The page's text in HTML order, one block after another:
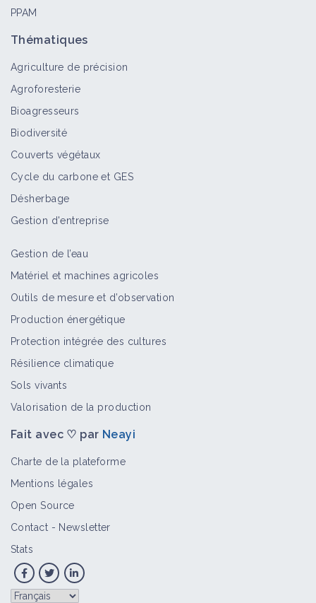
PPAM
Thématiques
Agriculture de précision
Agroforesterie
Bioagresseurs
Biodiversité
Couverts végétaux
Cycle du carbone et GES
Désherbage
Gestion d'entreprise
Gestion de l’eau
Matériel et machines agricoles
Outils de mesure et d’observation
Production énergétique
Protection intégrée des cultures
Résilience climatique
Sols vivants
Valorisation de la production
Fait avec ♡ par Neayi
Charte de la plateforme
Mentions légales
Open Source
Contact - Newsletter
Stats